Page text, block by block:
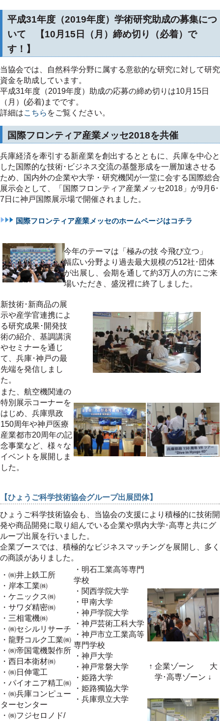
平成31年度（2019年度）学術研究助成の募集につ
いて 【10月15日（月）締め切り（必着）で
す！】
当協会では、自然科学分野に属する意欲的な研究に対して研究
資金を助成しています。
平成31年度（2019年度）助成の応募の締め切りは10月15日
（月）(必着)までです。
詳細はこちら をご覧ください。
国際フロンティア産業メッセ2018を共催
兵庫経済を牽引する新産業を創出するとともに、兵庫を中心と
した国際的な技術･ビジネス交流の基盤形成を一層加速させる
ため、国内外の企業や大学・研究機関が一堂に会する国際総合
展示会として、「国際フロンティア産業メッセ2018」が9月6･
7日に神戸国際展示場で開催されました。
国際フロンティア産業メッセのホームページはコチラ
今年のテーマは「極みの技 今飛び立つ」
幅広い分野より過去最大規模の512社･団体
が出展し、会期を通して約3万人の方にご来
場いただき、盛況裡に終了しました。
新技術･新商品の展
示や産学官連携によ
る研究成果･開発技
術の紹介、基調講演
やセミナーを通じ
て、兵庫･神戸の最
先端を発信しまし
た。
また、航空機関連の
特別展示コーナーを
はじめ、兵庫県政
150周年や神戸医療
産業都市20周年の記
念事業など、様々な
イベントを展開しま
した。
【ひょうご科学技術協会グループ出展団体】
ひょうご科学技術協会も、当協会の支援により積極的に技術開
発や商品開発に取り組んでいる企業や県内大学･高専と共にグ
ループ出展を行いました。
企業ブースでは、積極的なビジネスマッチングを展開し、多く
の商談がありました。
・㈱井上鉄工所
・岸本工業㈱
・ケニックス㈱
・サワダ精密㈱
・三相電機㈱
・㈱セシルリサーチ
・龍野コルク工業㈱
・㈱帝国電機製作所
・西日本衛材㈱
・㈱日伸電工
・パイオニア精工㈱
・㈱兵庫コンピュー
ターセンター
・㈱フジセロノド/
・明石工業高等専門
学校
・関西学院大学
・甲南大学
・神戸学院大学
・神戸芸術工科大学
・神戸市立工業高等
専門学校
・神戸大学
・神戸常磐大学
・姫路大学
・姫路獨協大学
・兵庫県立大学
↑ 企業ゾーン 大
学･高専ゾーン ↓